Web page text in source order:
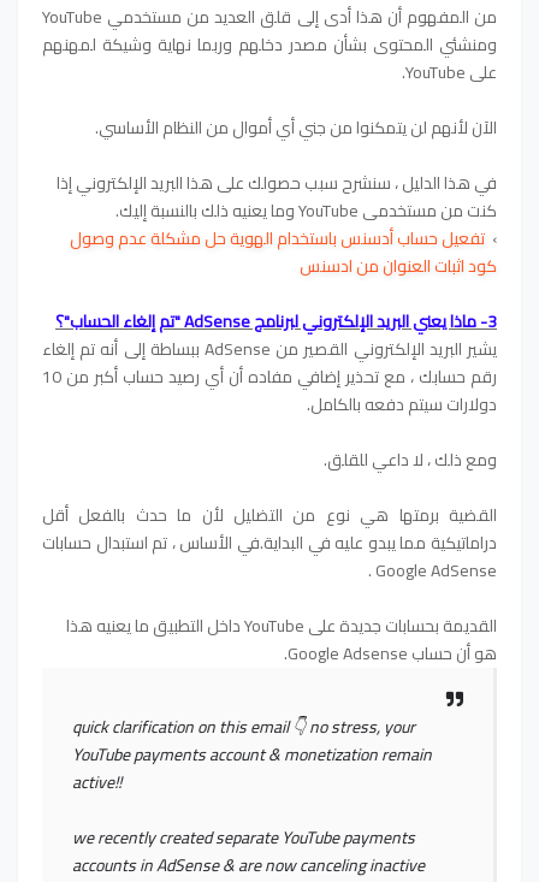
من المفهوم أن هذا أدى إلى قلق العديد من مستخدمي YouTube
ومنشئي المحتوى بشأن مصدر دخلهم وربما نهاية وشيكة لمهنهم
على YouTube.
الآن لأنهم لن يتمكنوا من جني أي أموال من النظام الأساسي.
في هذا الدليل ، سنشرح سبب حصولك على هذا البريد الإلكتروني إذا
كنت من مستخدمي YouTube وما يعنيه ذلك بالنسبة إليك.
› تفعيل حساب أدسنس باستخدام الهوية حل مشكلة عدم وصول
كود اثبات العنوان من ادسنس
3- ماذا يعني البريد الإلكتروني لبرنامج AdSense "تم إلغاء الحساب"؟
يشير البريد الإلكتروني القصير من AdSense ببساطة إلى أنه تم إلغاء
رقم حسابك ، مع تحذير إضافي مفاده أن أي رصيد حساب أكبر من 10
دولارات سيتم دفعه بالكامل.
ومع ذلك ، لا داعي للقلق.
القضية برمتها هي نوع من التضليل لأن ما حدث بالفعل أقل
دراماتيكية مما يبدو عليه في البداية.في الأساس ، تم استبدال حسابات
Google AdSense .
القديمة بحسابات جديدة على YouTube داخل التطبيق
ما يعنيه هذا
هو أن حساب Google Adsense.
quick clarification on this email 👇 no stress, your
YouTube payments account & monetization remain
active!!
we recently created separate YouTube payments
accounts in AdSense & are now canceling inactive